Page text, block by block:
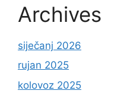
Archives
siječanj 2026
rujan 2025
kolovoz 2025